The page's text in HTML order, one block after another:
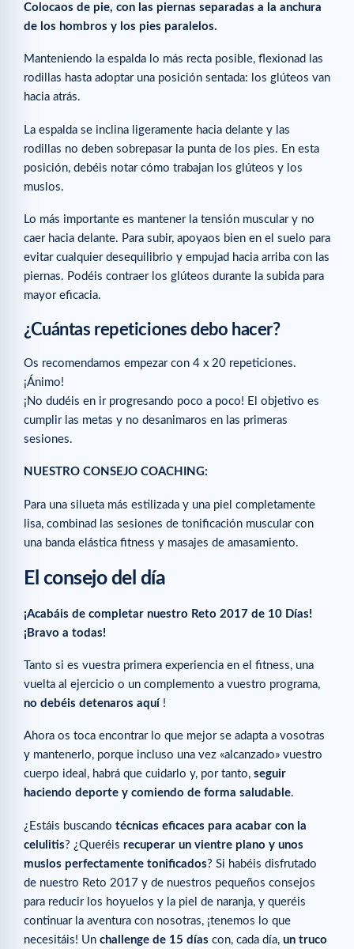
Colocaos de pie, con las piernas separadas a la anchura
de los hombros y los pies paralelos.
Manteniendo la espalda lo más recta posible, flexionad las
rodillas hasta adoptar una posición sentada: los glúteos van
hacia atrás.
La espalda se inclina ligeramente hacia delante y las
rodillas no deben sobrepasar la punta de los pies. En esta
posición, debéis notar cómo trabajan los glúteos y los
muslos.
Lo más importante es mantener la tensión muscular y no
caer hacia delante. Para subir, apoyaos bien en el suelo para
evitar cualquier desequilibrio y empujad hacia arriba con las
piernas. Podéis contraer los glúteos durante la subida para
mayor eficacia.
¿Cuántas repeticiones debo hacer?
Os recomendamos empezar con 4 x 20 repeticiones.
¡Ánimo!
¡No dudéis en ir progresando poco a poco! El objetivo es
cumplir las metas y no desanimaros en las primeras
sesiones.
NUESTRO CONSEJO COACHING:
Para una silueta más estilizada y una piel completamente
lisa, combinad las sesiones de tonificación muscular con
una banda elástica fitness y masajes de amasamiento.
El consejo del día
¡Acabáis de completar nuestro Reto 2017 de 10 Días!
¡Bravo a todas!
Tanto si es vuestra primera experiencia en el fitness, una
vuelta al ejercicio o un complemento a vuestro programa,
no debéis detenaros aquí !
Ahora os toca encontrar lo que mejor se adapta a vosotras
y mantenerlo, porque incluso una vez «alcanzado» vuestro
cuerpo ideal, habrá que cuidarlo y, por tanto, seguir
haciendo deporte y comiendo de forma saludable.
¿Estáis buscando técnicas eficaces para acabar con la
celulitis? ¿Queréis recuperar un vientre plano y unos
muslos perfectamente tonificados? Si habéis disfrutado
de nuestro Reto 2017 y de nuestros pequeños consejos
para reducir los hoyuelos y la piel de naranja, y queréis
continuar la aventura con nosotras, ¡tenemos lo que
necesitáis! Un challenge de 15 días con, cada día, un truco